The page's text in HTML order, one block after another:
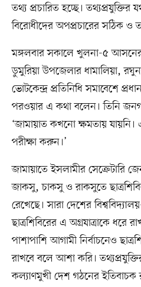
তথ্য প্রচারিত হচ্ছে। তথ্যপ্রযুক্তির
বিরোধীদের অপপ্রচারের সঠিক ও
মঙ্গলবার সকালে খুলনা-৫
ডুমুরিয়া উপজেলার ধামালিয়া,
ভোটকেন্দ্র প্রতিনিধি সমাবেশে
পরওয়ার এ কথা বলেন। তিনি
‘জামায়াত কখনো ক্ষমতায়
পরীক্ষা করুন।’
জামায়াতে ইসলামীর সেক্রেটারি
জাকসু, চাকসু ও রাকসুতে
রেখেছে। সারা দেশের
ছাত্রশিবিরের এ অগ্রযাত্রাকে ধরে
পাশাপাশি আগামী নির্বাচনেও
রাখবে বলে আশা করি।
কল্যাণমুখী দেশ গঠনের